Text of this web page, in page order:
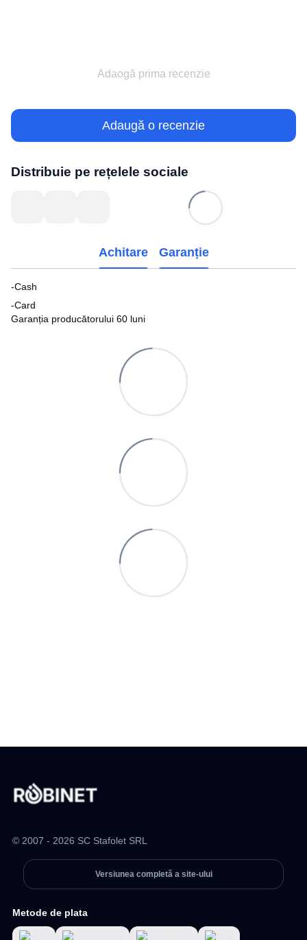
Adaogă prima recenzie
Adaugă o recenzie
Distribuie pe rețelele sociale
Achitare Garanție
-Cash
-Card
Garanția producătorului 60 luni
© 2007 - 2026 SC Stafolet SRL
Versiunea completă a site-ului
Metode de plata